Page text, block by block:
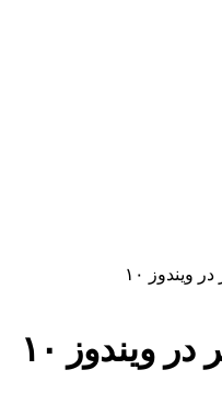
ویندوز ۱۰
ویندوز ۱۰